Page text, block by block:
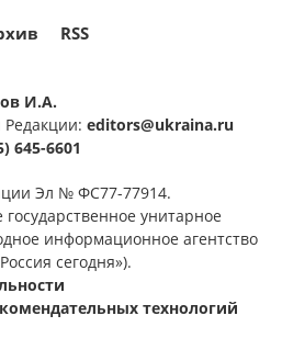
RSS
И.А.
editors@ukraina.ru
645-6601
Эл № ФС77-77914.
унитарное
информационное агентство
сегодня»).
технологий